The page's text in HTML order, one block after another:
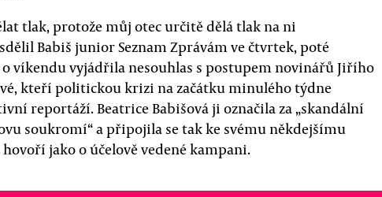
tlak, protože můj otec určitě dělá tlak na ni
Babiš junior Seznam Zprávám ve čtvrtek, poté
o víkendu vyjádřila nesouhlas s postupem novinářů Jiřího
kteří politickou krizi na začátku minulého týdne
reportáží. Beatrice Babišová ji označila za „skandální
soukromí“ a připojila se tak ke svému někdejšímu
jako o účelově vedené kampani.